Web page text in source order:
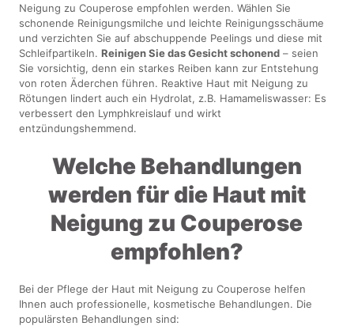
Neigung zu Couperose empfohlen werden. Wählen Sie
schonende Reinigungsmilche und leichte Reinigungsschäume
und verzichten Sie auf abschuppende Peelings und diese mit
Schleifpartikeln.Reinigen Sie das Gesicht schonend – seien
Sie vorsichtig, denn ein starkes Reiben kann zur Entstehung
von roten Äderchen führen. Reaktive Haut mit Neigung zu
Rötungen lindert auch ein Hydrolat, z.B. Hamameliswasser: Es
verbessert den Lymphkreislauf und wirkt
entzündungshemmend.
Welche Behandlungen
werden für die Haut mit
Neigung zu Couperose
empfohlen?
Bei der Pflege der Haut mit Neigung zu Couperose helfen
Ihnen auch professionelle, kosmetische Behandlungen. Die
populärsten Behandlungen sind: